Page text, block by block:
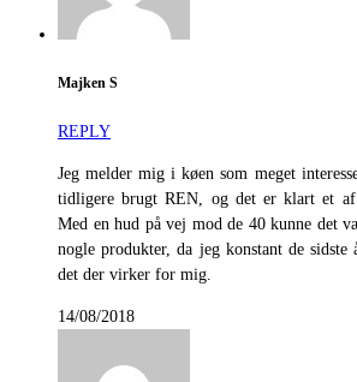
Majken S
REPLY
Jeg melder mig i køen som meget
tidligere brugt REN, og det er klart et
Med en hud på vej mod de 40 kunne det
nogle produkter, da jeg konstant de
det der virker for mig.
14/08/2018